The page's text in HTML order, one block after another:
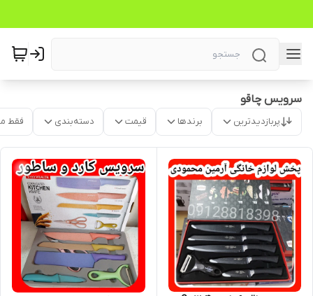
سرویس چاقو
پربازدیدترین برندها قیمت دسته‌بندی فقط